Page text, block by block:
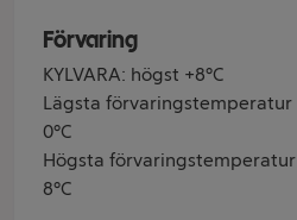
Förvaring
KYLVARA: högst +8°C
Lägsta förvaringstemperatur
0°C
Högsta förvaringstemperatur
8°C